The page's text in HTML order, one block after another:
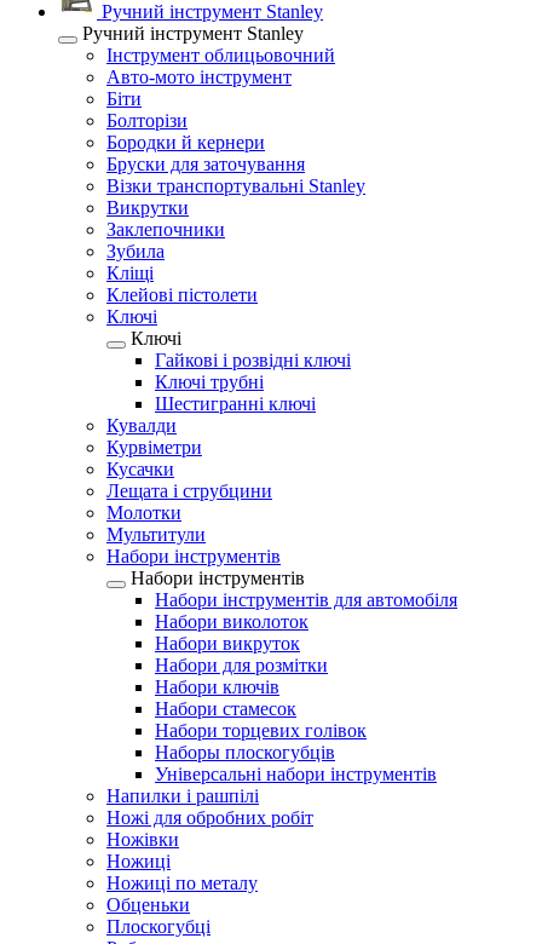
Ручний інструмент Stanley
Ручний інструмент Stanley
Інструмент облицьовочний
Авто-мото інструмент
Біти
Болторізи
Бородки й кернери
Бруски для заточування
Візки транспортувальні Stanley
Викрутки
Заклепочники
Зубила
Кліщі
Клейові пістолети
Ключі
Ключі
Гайкові і розвідні ключі
Ключі трубні
Шестигранні ключі
Кувалди
Курвіметри
Кусачки
Лещата і струбцини
Молотки
Мультитули
Набори інструментів
Набори інструментів
Набори інструментів для автомобіля
Набори виколоток
Набори викруток
Набори для розмітки
Набори ключів
Набори стамесок
Набори торцевих голівок
Наборы плоскогубців
Універсальні набори інструментів
Напилки і рашпілі
Ножі для обробних робіт
Ножівки
Ножиці
Ножиці по металу
Обценьки
Плоскогубці